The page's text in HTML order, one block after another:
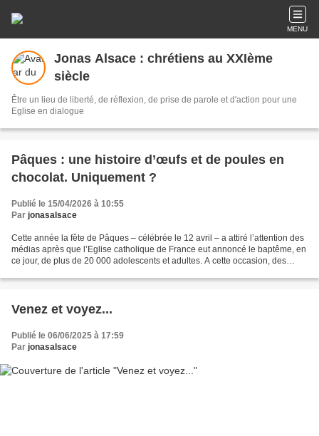
MENU
Jonas Alsace : chrétiens au XXIème
siècle
Être un lieu de liberté, de réflexion, de prise de parole et d'action pour une
Eglise en dialogue
Pâques : une histoire d’œufs et de poules en
chocolat. Uniquement ?
Publié le 15/04/2026 à 10:55
Par jonasalsace
Cette année la fête de Pâques – célébrée le 12 avril – a attiré l’attention des
médias après que l’Eglise catholique de France eut annoncé le baptême, en
ce jour, de plus de 20 000 adolescents et adultes. A cette occasion, des
Venez et voyez...
Publié le 06/06/2025 à 17:59
Par jonasalsace